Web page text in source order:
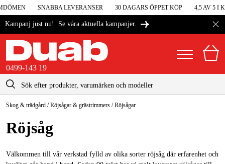
SNABBA LEVERANSER 30 DAGARS ÖPPET KÖP 4,5 AV 5 I
Kampanj just nu! Se våra aktuella kampanjer.
0499-143 19
Sverige
Danmark
Maskiner & verktyg
Garage & verkstad
kontakt@duab.se
Skog & trädgård /Röjsågar & grästrimmers /Röjsågar
Röjsåg
Välkommen till vår verkstad fylld av olika sorter röjsåg där erfarenhet och